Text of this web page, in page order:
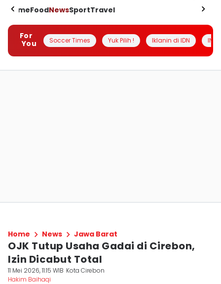
HomeFoodNewsSportTravel
For
You
Soccer Times Yuk Pilih ! Iklanin di IDN
Home News Jawa Barat
OJK Tutup Usaha Gadai di Cirebon,
Izin Dicabut Total
11 Mei 2026, 11:15 WIB Kota Cirebon
Hakim Baihaqi